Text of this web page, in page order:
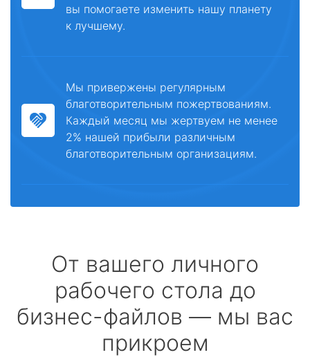
вы помогаете изменить нашу планету
к лучшему.
Мы привержены регулярным
благотворительным пожертвованиям.
Каждый месяц мы жертвуем не менее
2% нашей прибыли различным
благотворительным организациям.
От вашего личного
рабочего стола до
бизнес-файлов — мы вас
прикроем